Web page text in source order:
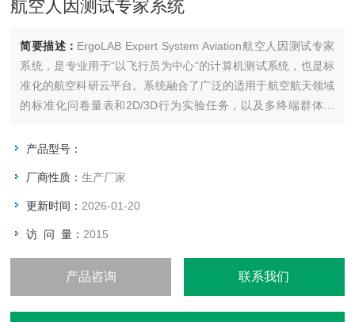
航空人因测试专家系统
简要描述： ErgoLAB Expert System Aviation航空人因测试专家
系统，是专业用于“以飞行员为中心“的计算机测试系统，也是标
准化的航空科研云平台。系统融合了广泛的适用于航空航天领域
的标准化问卷量表和2D/3D行为实验任务，以及多终端群体测
于对操作人员能力的测评、训练以及选拔等工作，另一方面结合
产品型号：
厂商性质：生产厂家
更新时间： 2026-01-20
访 问 量： 2015
产品咨询 联系我们